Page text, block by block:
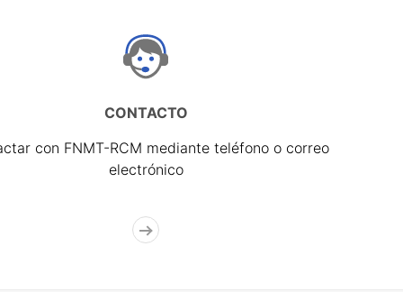
CONTACTO
con FNMT-RCM mediante teléfono o correo
electrónico